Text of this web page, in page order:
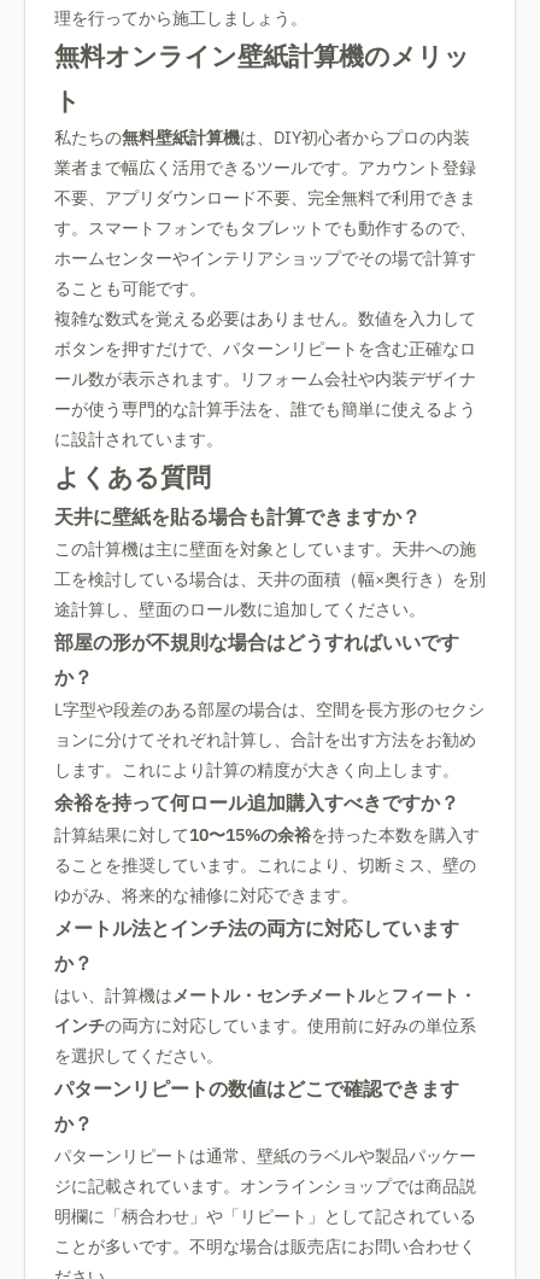
理を行ってから施工しましょう。
無料オンライン壁紙計算機のメリッ
ト
私たちの無料壁紙計算機は、DIY初心者からプロの内装
業者まで幅広く活用できるツールです。アカウント登録
不要、アプリダウンロード不要、完全無料で利用できま
す。スマートフォンでもタブレットでも動作するので、
ホームセンターやインテリアショップでその場で計算す
ることも可能です。
複雑な数式を覚える必要はありません。数値を入力して
ボタンを押すだけで、パターンリピートを含む正確なロ
ール数が表示されます。リフォーム会社や内装デザイナ
ーが使う専門的な計算手法を、誰でも簡単に使えるよう
に設計されています。
よくある質問
天井に壁紙を貼る場合も計算できますか？
この計算機は主に壁面を対象としています。天井への施
工を検討している場合は、天井の面積（幅×奥行き）を別
途計算し、壁面のロール数に追加してください。
部屋の形が不規則な場合はどうすればいいです
か？
L字型や段差のある部屋の場合は、空間を長方形のセクシ
ョンに分けてそれぞれ計算し、合計を出す方法をお勧め
します。これにより計算の精度が大きく向上します。
余裕を持って何ロール追加購入すべきですか？
計算結果に対して10〜15%の余裕を持った本数を購入す
ることを推奨しています。これにより、切断ミス、壁の
ゆがみ、将来的な補修に対応できます。
メートル法とインチ法の両方に対応しています
か？
はい、計算機はメートル・センチメートルと フィート・
インチの両方に対応しています。使用前に好みの単位系
を選択してください。
パターンリピートの数値はどこで確認できます
か？
パターンリピートは通常、壁紙のラベルや製品パッケー
ジに記載されています。オンラインショップでは商品説
明欄に「柄合わせ」や「リピート」として記されている
ことが多いです。不明な場合は販売店にお問い合わせく